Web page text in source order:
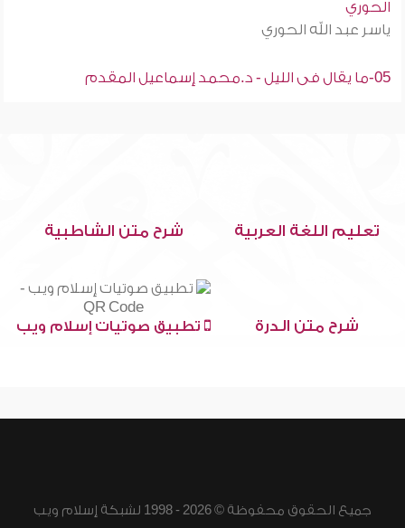
الحوري
ياسر عبد الله الحوري
05-ما يقال فى الليل - د.محمد إسماعيل المقدم
تعليم اللغة العربية شرح متن الشاطبية
شرح متن الدرة تطبيق صوتيات إسلام ويب
جميع الحقوق محفوظة © 2026 - 1998 لشبكة إسلام ويب